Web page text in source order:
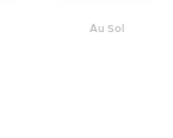
Au Sol